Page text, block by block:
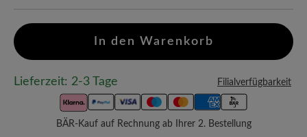
In den Warenkorb
Lieferzeit: 2-3 Tage Filialverfügbarkeit
BÄR-Kauf auf Rechnung ab Ihrer 2. Bestellung